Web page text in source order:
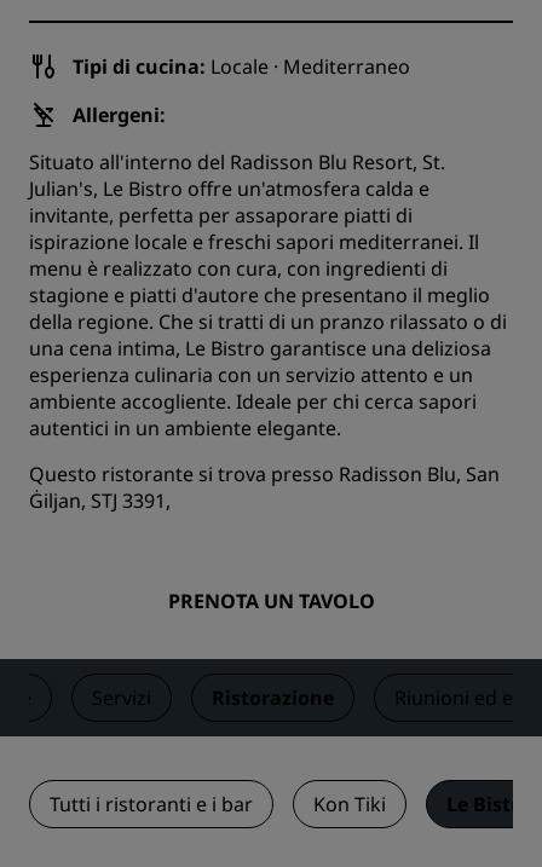
Tipi di cucina: Locale · Mediterraneo
Allergeni:
Situato all'interno del Radisson Blu Resort, St.
Julian's, Le Bistro offre un'atmosfera calda e
invitante, perfetta per assaporare piatti di
ispirazione locale e freschi sapori mediterranei. Il
menu è realizzato con cura, con ingredienti di
stagione e piatti d'autore che presentano il meglio
della regione. Che si tratti di un pranzo rilassato o di
una cena intima, Le Bistro garantisce una deliziosa
esperienza culinaria con un servizio attento e un
ambiente accogliente. Ideale per chi cerca sapori
autentici in un ambiente elegante.
Questo ristorante si trova presso Radisson Blu, San
Ġiljan, STJ 3391,
PRENOTA UN TAVOLO
Servizi Ristorazione Riunioni ed
Tutti i ristoranti e i bar Kon Tiki Le Bistro